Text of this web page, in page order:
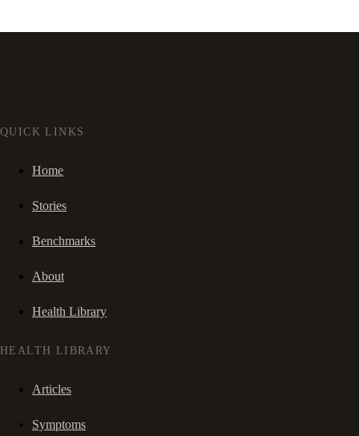
QUICK LINKS
Home
Stories
Benchmarks
About
Health Library
HEALTH LIBRARY
Articles
Symptoms